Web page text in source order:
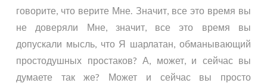
говорите, что верите Мне. Значит, все это время вы
не доверяли Мне, значит, все это время вы
допускали мысль, что Я шарлатан, обманывающий
простодушных простаков? А, может, и сейчас вы
думаете так же? Может и сейчас вы просто